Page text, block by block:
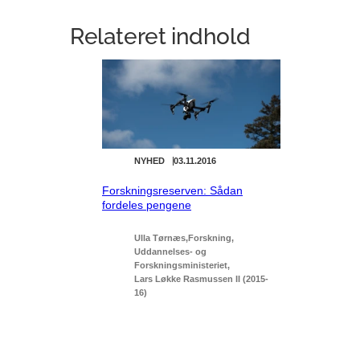
Relateret indhold
03.11.2016
NYHED
Forskningsreserven: Sådan
fordeles pengene
Ulla Tørnæs Forskning
Uddannelses- og
Forskningsministeriet
Lars Løkke Rasmussen II (2015-
16)